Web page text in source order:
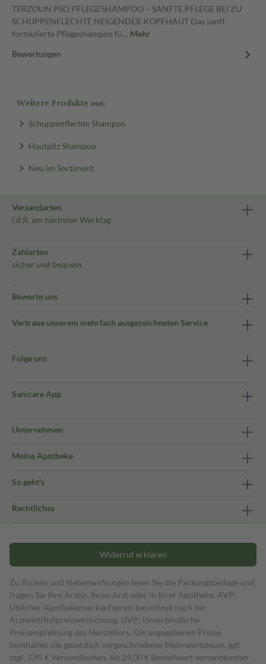
TERZOLIN PSO PFLEGESHAMPOO – SANFTE PFLEGE BEI ZU
SCHUPPENFLECHTE NEIGENDER KOPFHAUT Das sanft
formulierte Pflegeshampoo fü… Mehr
Bewertungen
Weitere Produkte aus:
Schuppenflechte Shampoo
Hautpilz Shampoo
Neu im Sortiment
Versandarten
i.d.R. am nächsten Werktag
Zahlarten
sicher und bequem
Bewerte uns
Vertraue unserem mehrfach ausgezeichneten Service
Folge uns
Sanicare App
Unternehmen
Meine Apotheke
So geht's
Rechtliches
Widerruf erklären
Zu Risiken und Nebenwirkungen lesen Sie die Packungsbeilage und
fragen Sie Ihre Ärztin, Ihren Arzt oder in Ihrer Apotheke. AVP:
Üblicher Apothekenverkaufspreis berechnet nach der
Arzneimittelpreisverordnung. UVP: Unverbindliche
Preisempfehlung des Herstellers. Die angegebenen Preise
beinhalten die gesetzlich vorgeschriebene Mehrwertsteuer, ggf.
zzgl. 3,95 € Versandkosten. Ab 29,00 € Bestell­wert versand­kosten­